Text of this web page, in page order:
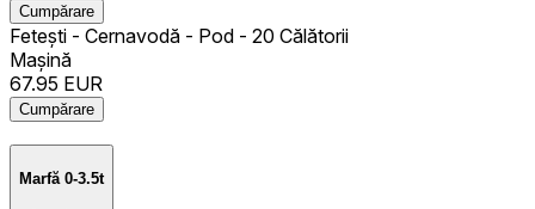
Cumpărare
Fetești - Cernavodă - Pod - 20 Călătorii
Mașină
67.95 EUR
Cumpărare
Marfă 0-3.5t